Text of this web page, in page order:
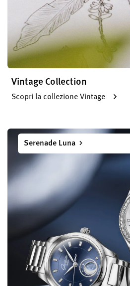
Vintage Collection
Scopri la collezione Vintage
Serenade Luna